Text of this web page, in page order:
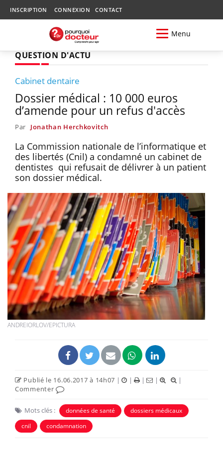
INSCRIPTION CONNEXION CONTACT
Menu
QUESTION D'ACTU
Cabinet dentaire
Dossier médical : 10 000 euros
d’amende pour un refus d'accès
Par Jonathan Herchkovitch
La Commission nationale de l’informatique et
des libertés (Cnil) a condamné un cabinet de
dentistes qui refusait de délivrer à un patient
son dossier médical.
ANDREIORLOV/EPICTURA
Publié le 16.06.2017 à 14h07 | | | |
|
Commenter
Mots clés : données de santé
dossiers médicaux
cnil
condamnation